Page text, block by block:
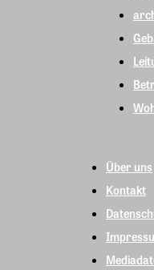
Über uns
Kontakt